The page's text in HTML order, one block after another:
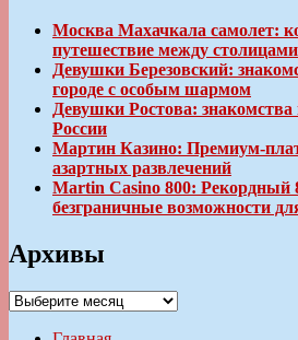
Москва Махачкала самолет:
путешествие между столицами
Девушки Березовский:
городе с особым шармом
Девушки Ростова:
России
Мартин Казино: Премиум-
азартных развлечений
Martin Casino 800: Рекордный
безграничные возможности
Архивы
Архивы